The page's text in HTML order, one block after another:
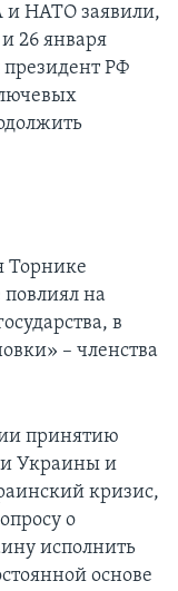
и НАТО заявили,
26 января
президент РФ
Торнике
на
в
– членства
принятию
Украины и
кризис,
о
исполнить
основе